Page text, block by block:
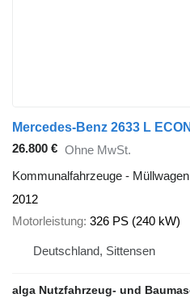
26.800 € Ohne MwSt.
Kommunalfahrzeuge - Müllwagen
2012
Motorleistung 326 PS (240 kW)
Deutschland, Sittensen